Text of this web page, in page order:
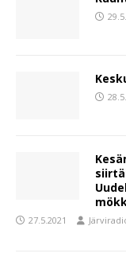
27.5.2021